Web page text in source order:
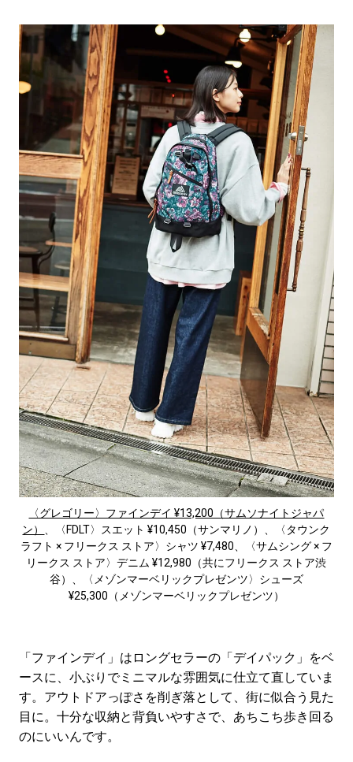
〈グレゴリー〉ファインデイ ¥13,200（サムソナイトジャパ
ン） 、〈FDLT〉スエット ¥10,450（サンマリノ）、〈タウンク
ラフト × フリークス ストア〉シャツ ¥7,480、〈サムシング × フ
リークス ストア〉デニム ¥12,980（共にフリークス ストア渋
谷）、〈メゾンマーベリックプレゼンツ〉シューズ
¥25,300（メゾンマーベリックプレゼンツ）
「ファインデイ」はロングセラーの「デイパック」をベ
ースに、小ぶりでミニマルな雰囲気に仕立て直していま
す。アウトドアっぽさを削ぎ落として、街に似合う見た
目に。十分な収納と背負いやすさで、あちこち歩き回る
のにいいんです。